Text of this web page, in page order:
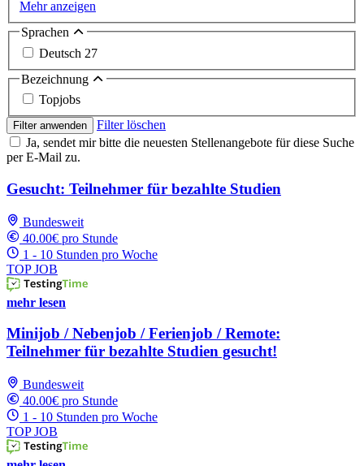
Mehr anzeigen
Sprachen
Deutsch 27
Bezeichnung
Topjobs
Filter anwenden
Filter löschen
Ja, sendet mir bitte die neuesten Stellenangebote für diese Suche
per E-Mail zu.
Gesucht: Teilnehmer für bezahlte Studien
Bundesweit
40.00€ pro Stunde
1 - 10 Stunden pro Woche
TOP JOB
mehr lesen
Minijob / Nebenjob / Ferienjob / Remote:
Teilnehmer für bezahlte Studien gesucht!
Bundesweit
40.00€ pro Stunde
1 - 10 Stunden pro Woche
TOP JOB